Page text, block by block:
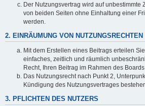
Der Nutzungsvertrag wird auf unbestimmte
von beiden Seiten ohne Einhaltung einer
werden.
2. EINRÄUMUNG VON NUTZUNGSRECHTEN
Mit dem Erstellen eines Beitrags erteilen
einfaches, zeitlich und räumlich
Recht, Ihren Beitrag im Rahmen des
Das Nutzungsrecht nach Punkt 2,
Kündigung des Nutzungsvertrages
3. PFLICHTEN DES NUTZERS